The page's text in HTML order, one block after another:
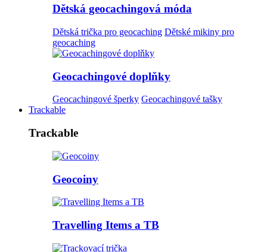
Dětská geocachingová móda
Dětská trička pro geocaching Dětské mikiny pro
geocaching
Geocachingové doplňky
Geocachingové šperky Geocachingové tašky
Trackable
Trackable
Geocoiny
Travelling Items a TB